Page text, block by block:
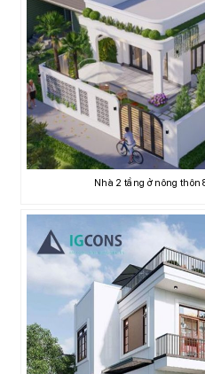
Nhà 2 tầng ở nông thôn